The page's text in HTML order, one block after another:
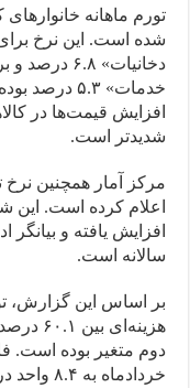
شده است. این نرخ
دخانیات»
خدمات» ۵.۳
افزایش قیمت‌ها در
شدیدتر است.
افزایش یافته و
سالانه است.
بر اساس این گزارش،
دوم متغیر بوده است.